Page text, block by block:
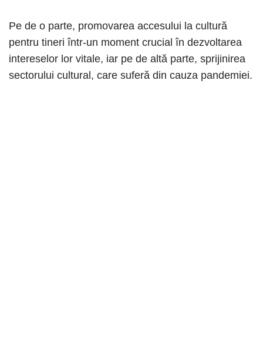
Pe de o parte, promovarea accesului la cultură
pentru tineri într-un moment crucial în dezvoltarea
intereselor lor vitale, iar pe de altă parte, sprijinirea
sectorului cultural, care suferă din cauza pandemiei.